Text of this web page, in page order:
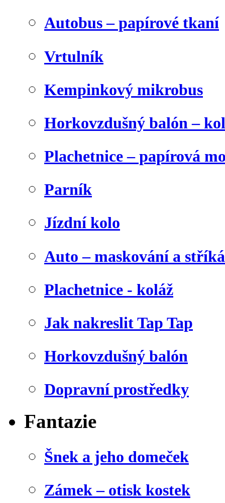
Autobus – papírové tkaní
Vrtulník
Kempinkový mikrobus
Horkovzdušný balón –
Plachetnice – papírová
Parník
Jízdní kolo
Auto – maskování a
Plachetnice - koláž
Jak nakreslit Tap Tap
Horkovzdušný balón
Dopravní prostředky
Fantazie
Šnek a jeho domeček
Zámek – otisk kostek